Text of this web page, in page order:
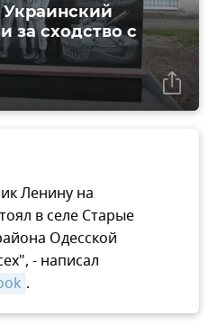
Украинский
за сходство с
Ленину на
в селе Старые
Одесской
- написал
.